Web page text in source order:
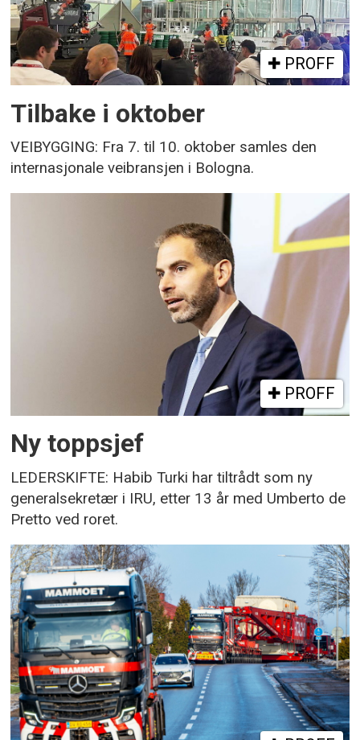
PROFF
Tilbake i oktober
VEIBYGGING: Fra 7. til 10. oktober samles den
internasjonale veibransjen i Bologna.
PROFF
Ny toppsjef
LEDERSKIFTE: Habib Turki har tiltrådt som ny
generalsekretær i IRU, etter 13 år med Umberto de
Pretto ved roret.